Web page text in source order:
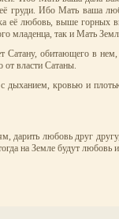
груди. Ибо Мать ваша
её любовь, выше горных
младенца, так и Мать
Сатану, обитающего в
от власти Сатаны.
дыханием, кровью и
дарить любовь друг
на Земле будут